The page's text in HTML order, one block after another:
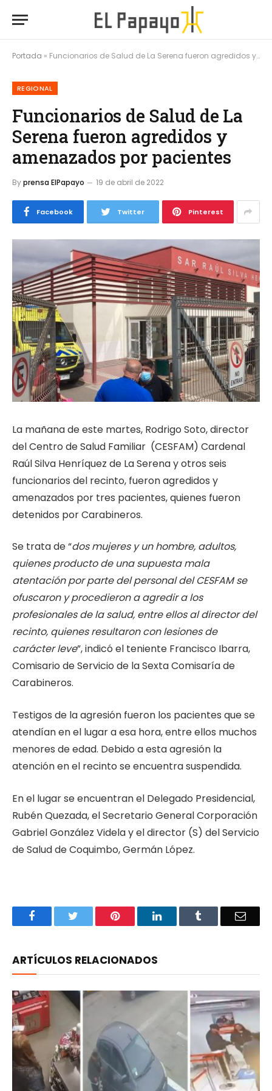
Portada » Funcionarios de Salud de La Serena fueron agredidos y amenazados por pacientes
REGIONAL
Funcionarios de Salud de La
Serena fueron agredidos y
amenazados por pacientes
Byprensa ElPapayo 19 de abril de 2022
Facebook Twitter Pinterest
La mañana de este martes, Rodrigo Soto, director
del Centro de Salud Familiar (CESFAM) Cardenal
Raúl Silva Henríquez de La Serena y otros seis
funcionarios del recinto, fueron agredidos y
amenazados por tres pacientes, quienes fueron
detenidos por Carabineros.
Se trata de “dos mujeres y un hombre, adultos,
quienes producto de una supuesta mala
atentación por parte del personal del CESFAM se
ofuscaron y procedieron a agredir a los
profesionales de la salud, entre ellos al director del
recinto, quienes resultaron con lesiones de
carácter leve”, indicó el teniente Francisco Ibarra,
Comisario de Servicio de la Sexta Comisaría de
Carabineros.
Testigos de la agresión fueron los pacientes que se
atendían en el lugar a esa hora, entre ellos muchos
menores de edad. Debido a esta agresión la
atención en el recinto se encuentra suspendida.
En el lugar se encuentran el Delegado Presidencial,
Rubén Quezada, el Secretario General Corporación
Gabriel González Videla y el director (S) del Servicio
de Salud de Coquimbo, Germán López.
Facebook Pinterest LinkedIn Email
ARTÍCULOS RELACIONADOS